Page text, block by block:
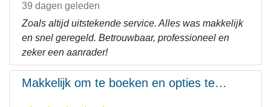
39 dagen geleden
Zoals altijd uitstekende service. Alles was makkelijk
en snel geregeld. Betrouwbaar, professioneel en
zeker een aanrader!
Makkelijk om te boeken en opties te…